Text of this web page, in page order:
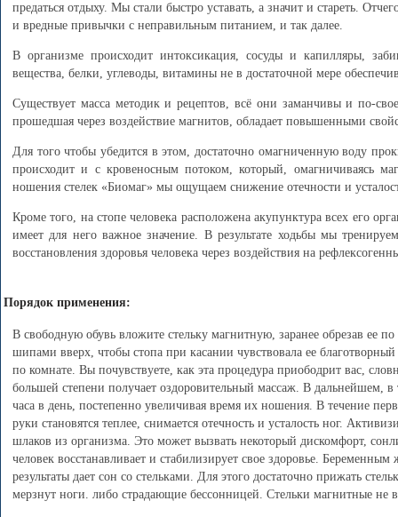
предаться отдыху. Мы стали быстро уставать, а значит и стареть.
и вредные привычки с неправильным питанием, и так далее.
В организме происходит интоксикация, сосуды и капилляры,
вещества, белки, углеводы, витамины не в достаточной мере
Существует масса методик и рецептов, всё они заманчивы и по-
прошедшая через воздействие магнитов, обладает повышенными
Для того чтобы убедится в этом, достаточно омагниченную воду
происходит и с кровеносным потоком, который, омагничиваясь
ношения стелек «Биомаг» мы ощущаем снижение отечности и
Кроме того, на стопе человека расположена акупунктура всех его
имеет для него важное значение. В результате ходьбы мы
восстановления здоровья человека через воздействия на
Порядок применения:
В свободную обувь вложите стельку магнитную, заранее обрезав ее
шипами вверх, чтобы стопа при касании чувствовала ее
по комнате. Вы почувствуете, как эта процедура приободрит вас,
большей степени получает оздоровительный массаж. В дальнейшем,
часа в день, постепенно увеличивая время их ношения. В течение
руки становятся теплее, снимается отечность и усталость ног.
шлаков из организма. Это может вызвать некоторый дискомфорт,
человек восстанавливает и стабилизирует свое здоровье.
результаты дает сон со стельками. Для этого достаточно прижать
мерзнут ноги. либо страдающие бессонницей. Стельки магнитные не